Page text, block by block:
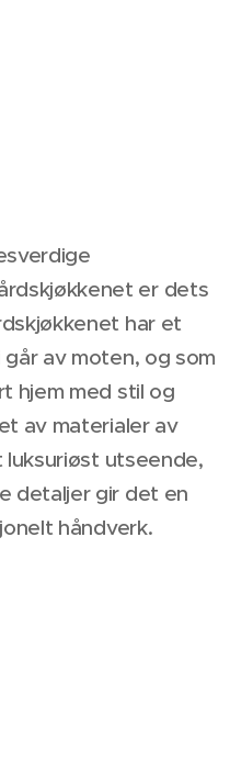
er dets
har et
av moten, og som
hjem med stil og
av materialer av
utseende,
detaljer gir det en
håndverk.